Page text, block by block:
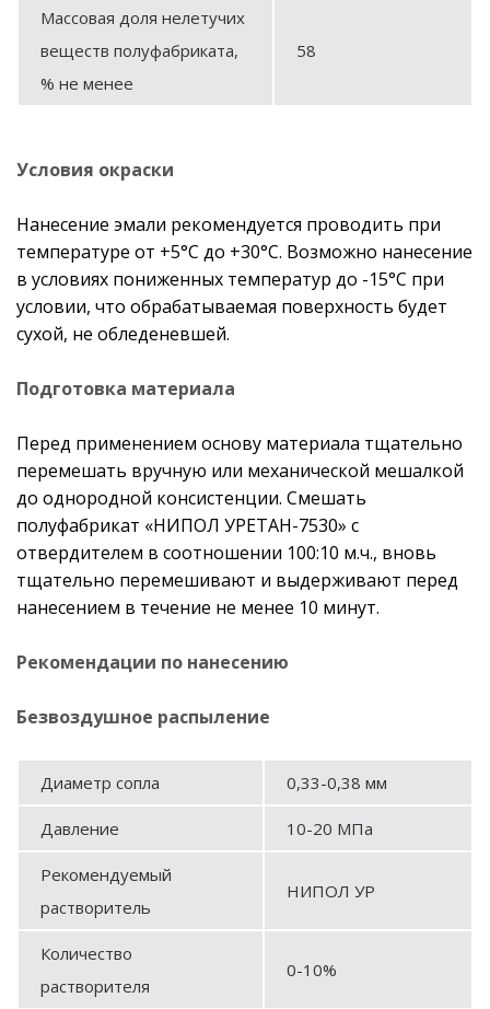
Массовая доля нелетучих
веществ полуфабриката,
% не менее
58
Условия окраски
Нанесение эмали рекомендуется проводить при
температуре от +5°С до +30°С. Возможно нанесение
в условиях пониженных температур до -15°С при
условии, что обрабатываемая поверхность будет
сухой, не обледеневшей.
Подготовка материала
Перед применением основу материала тщательно
перемешать вручную или механической мешалкой
до однородной консистенции. Смешать
полуфабрикат «НИПОЛ УРЕТАН-7530» с
отвердителем в соотношении 100:10 м.ч., вновь
тщательно перемешивают и выдерживают перед
нанесением в течение не менее 10 минут.
Рекомендации по нанесению
Безвоздушное распыление
Диаметр сопла 0,33-0,38 мм
Давление 10-20 МПа
Рекомендуемый
растворитель
НИПОЛ УР
Количество
растворителя
0-10%